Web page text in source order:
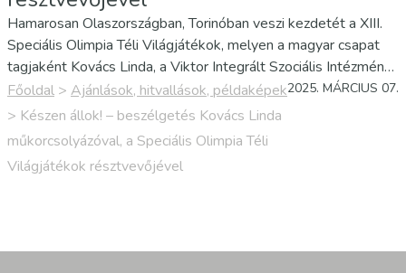
Hamarosan Olaszországban, Torinóban veszi kezdetét a XIII.
Speciális Olimpia Téli Világjátékok, melyen a magyar csapat
tagjaként Kovács Linda, a Viktor Integrált Szociális Intézmény
Pest Vármegye sződligeti otthonának műkorcsolyázó bajnoka
is részt vesz. A március 8-15. közötti világesemény…
Főoldal > Ajánlások, hitvallások, példaképek
> Készen állok! – beszélgetés Kovács Linda
műkorcsolyázóval, a Speciális Olimpia Téli
Világjátékok résztvevőjével
2025. MÁRCIUS 07.